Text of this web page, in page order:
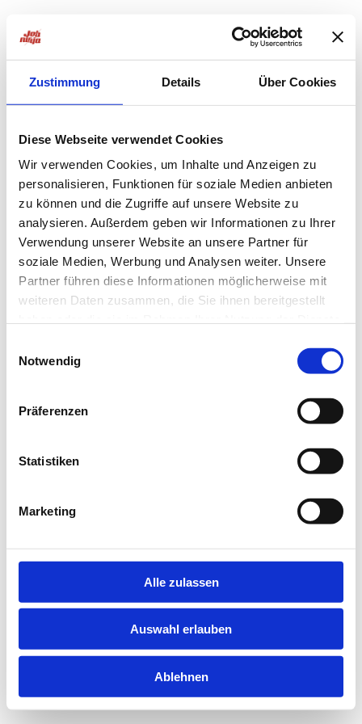
Zustimmung Details Über Cookies
Diese Webseite verwendet Cookies
Wir verwenden Cookies, um Inhalte und Anzeigen zu
personalisieren, Funktionen für soziale Medien anbieten
zu können und die Zugriffe auf unsere Website zu
analysieren. Außerdem geben wir Informationen zu Ihrer
Verwendung unserer Website an unsere Partner für
soziale Medien, Werbung und Analysen weiter. Unsere
Partner führen diese Informationen möglicherweise mit
weiteren Daten zusammen, die Sie ihnen bereitgestellt
Notwendig
Präferenzen
Statistiken
Marketing
Alle zulassen
Auswahl erlauben
Ablehnen
loadingjobninja.com
for more